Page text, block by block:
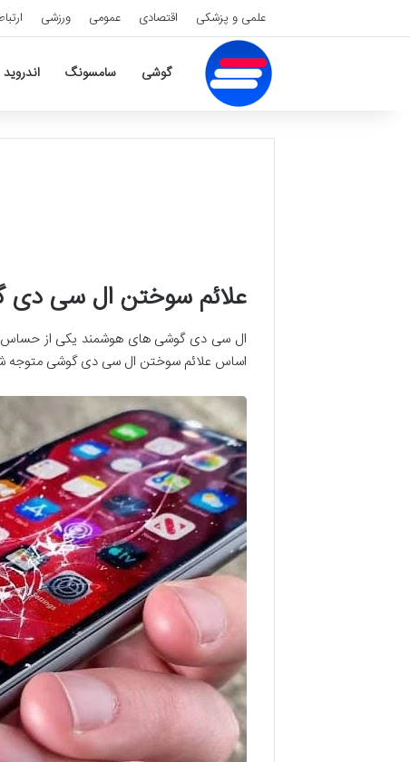
علمی و پزشکی اقتصادی عمومی ورزشی
گوشی سامسونگ اندروید
علائم سوختن ال سی
ال سی دی گوشی های هوشمند یکی از حساس
اساس علائم سوختن ال سی دی گوشی متوجه شد و